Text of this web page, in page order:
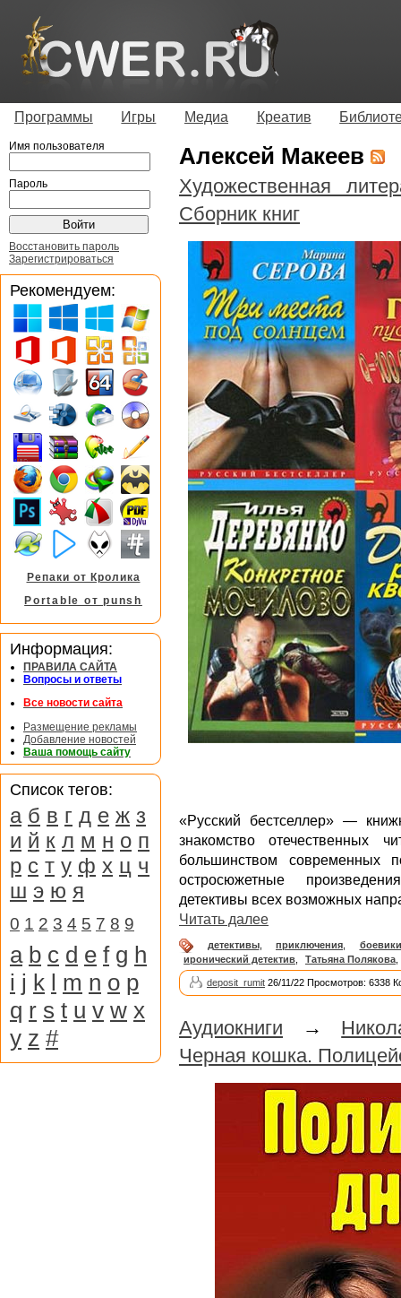
Программы Игры Медиа Креатив
Алексей Макеев
Художественная
Сборник книг
«Русский бестселлер» —
знакомство
большинством современных
остросюжетные
детективы всех возможных
Читать далее
детективы, приключения
боевики
иронический детектив
Татьяна Полякова
deposit_rumit 26/11/22 Просмотров: 6338
Аудиокниги →
Черная кошка.
Имя пользователя
Пароль
Восстановить пароль
Зарегистрироваться
Рекомендуем:
Репаки от Кролика
Portable от punsh
Информация:
ПРАВИЛА САЙТА
Вопросы и ответы
Все новости сайта
Размещение рекламы
Добавление новостей
Ваша помощь сайту
Список тегов:
а б в г д е ж з
и й к л м н о п
р с т у ф х ц ч
ш э ю я
0 1 2 3 4 5 7 8 9
a b c d e f g h
i j k l m n o p
q r s t u v w x
y z #